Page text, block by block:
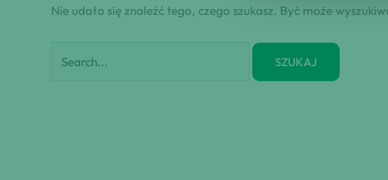
Nie udało się znaleźć tego, czego szukasz. Być może
dla: